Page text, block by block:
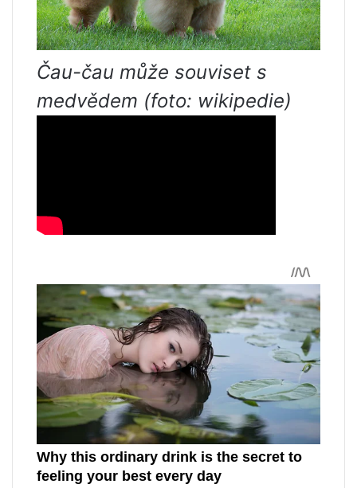
Čau-čau může souviset s
medvědem (foto: wikipedie)